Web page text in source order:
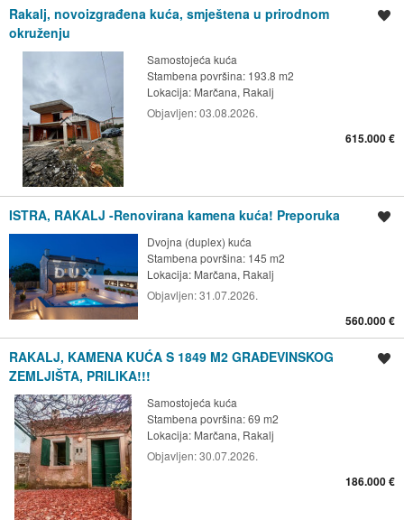
Rakalj, novoizgrađena kuća, smještena u prirodnom
okruženju
Samostojeća kuća
Stambena površina: 193.8 m2
Lokacija: Marčana, Rakalj
Objavljen:03.08.2026.
615.000 €
ISTRA, RAKALJ -Renovirana kamena kuća! Preporuka
Dvojna (duplex) kuća
Stambena površina: 145 m2
Lokacija: Marčana, Rakalj
Objavljen:31.07.2026.
560.000 €
RAKALJ, KAMENA KUĆA S 1849 M2 GRAĐEVINSKOG
ZEMLJIŠTA, PRILIKA!!!
Samostojeća kuća
Stambena površina: 69 m2
Lokacija: Marčana, Rakalj
Objavljen:30.07.2026.
186.000 €